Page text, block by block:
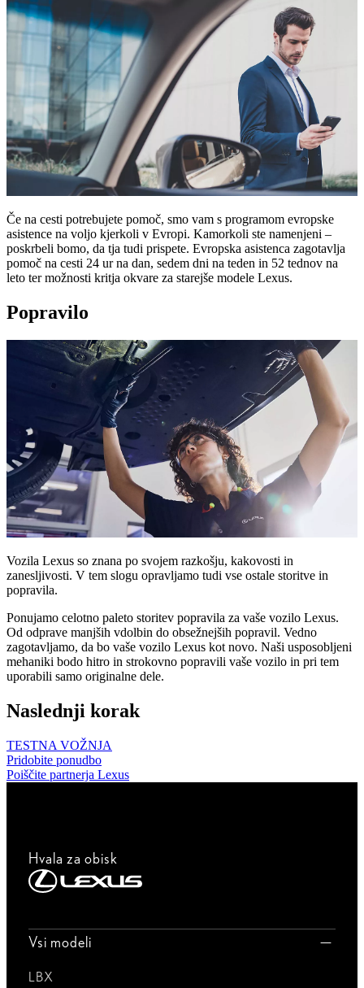
Če na cesti potrebujete pomoč, smo vam s programom evropske
asistence na voljo kjerkoli v Evropi. Kamorkoli ste namenjeni –
poskrbeli bomo, da tja tudi prispete. Evropska asistenca zagotavlja
pomoč na cesti 24 ur na dan, sedem dni na teden in 52 tednov na
leto ter možnosti kritja okvare za starejše modele Lexus.
Popravilo
Vozila Lexus so znana po svojem razkošju, kakovosti in
zanesljivosti. V tem slogu opravljamo tudi vse ostale storitve in
popravila.
Ponujamo celotno paleto storitev popravila za vaše vozilo Lexus.
Od odprave manjših vdolbin do obsežnejših popravil. Vedno
zagotavljamo, da bo vaše vozilo Lexus kot novo. Naši usposobljeni
mehaniki bodo hitro in strokovno popravili vaše vozilo in pri tem
uporabili samo originalne dele.
Naslednji korak
TESTNA VOŽNJA
Pridobite ponudbo
Poiščite partnerja Lexus
Hvala za obisk
Vsi modeli
LBX